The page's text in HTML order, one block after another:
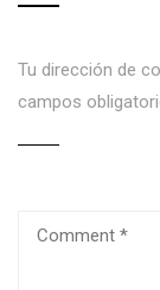
Tu dirección de
campos